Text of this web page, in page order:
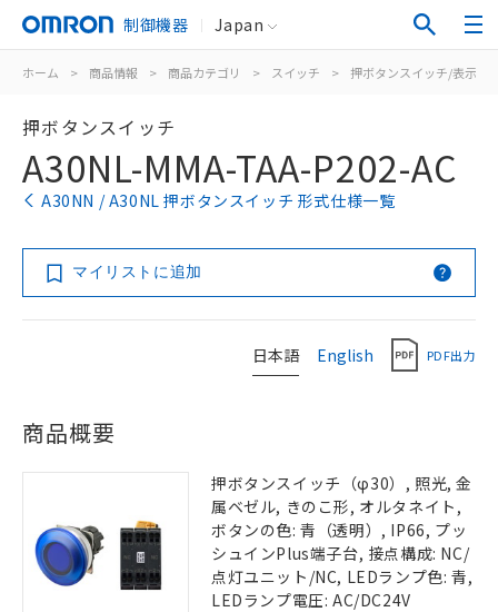
制御機器 Japan
ホーム > 商品情報 > 商品カテゴリ > スイッチ > 押ボタンスイッチ/表示灯
押ボタンスイッチ
A30NL-MMA-TAA-P202-AC
A30NN / A30NL 押ボタンスイッチ 形式仕様一覧
マイリストに追加
日本語 English PDF出力
商品概要
押ボタンスイッチ（φ30）, 照光, 金
属ベゼル, きのこ形, オルタネイト,
ボタンの色: 青（透明）, IP66, プッ
シュインPlus端子台, 接点構成: NC/
点灯ユニット/NC, LEDランプ色: 青,
LEDランプ電圧: AC/DC24V